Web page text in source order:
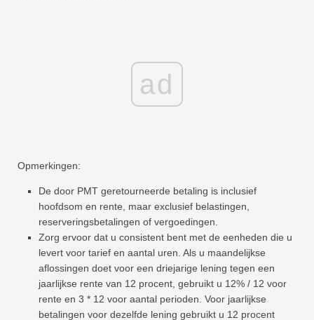
ad
Opmerkingen:
De door PMT geretourneerde betaling is inclusief
hoofdsom en rente, maar exclusief belastingen,
reserveringsbetalingen of vergoedingen.
Zorg ervoor dat u consistent bent met de eenheden die u
levert voor tarief en aantal uren. Als u maandelijkse
aflossingen doet voor een driejarige lening tegen een
jaarlijkse rente van 12 procent, gebruikt u 12% / 12 voor
rente en 3 * 12 voor aantal perioden. Voor jaarlijkse
betalingen voor dezelfde lening gebruikt u 12 procent